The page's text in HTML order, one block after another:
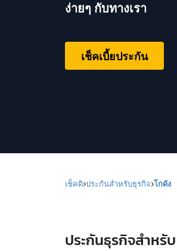
ง่ายๆ กับทางเรา
เช็คเบี้ยประกัน
เช็คดิ ประกันสำหรับธุรกิจ โกดัง
ประกันธุรกิจสำหรั